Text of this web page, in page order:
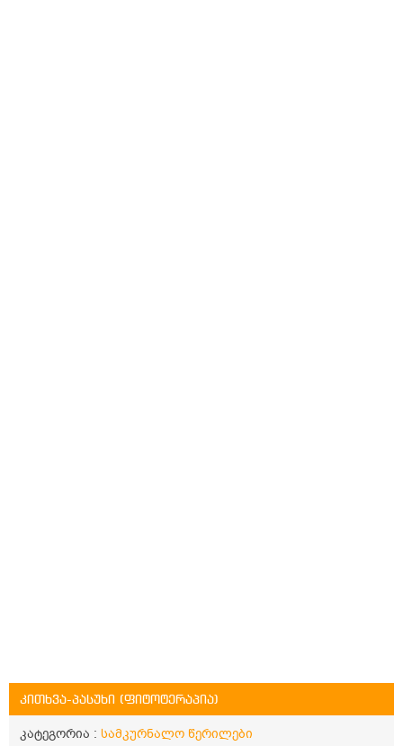
კითხვა-პასუხი (ფიტოტერაპია)
კატეგორია : სამკურნალო წერილები